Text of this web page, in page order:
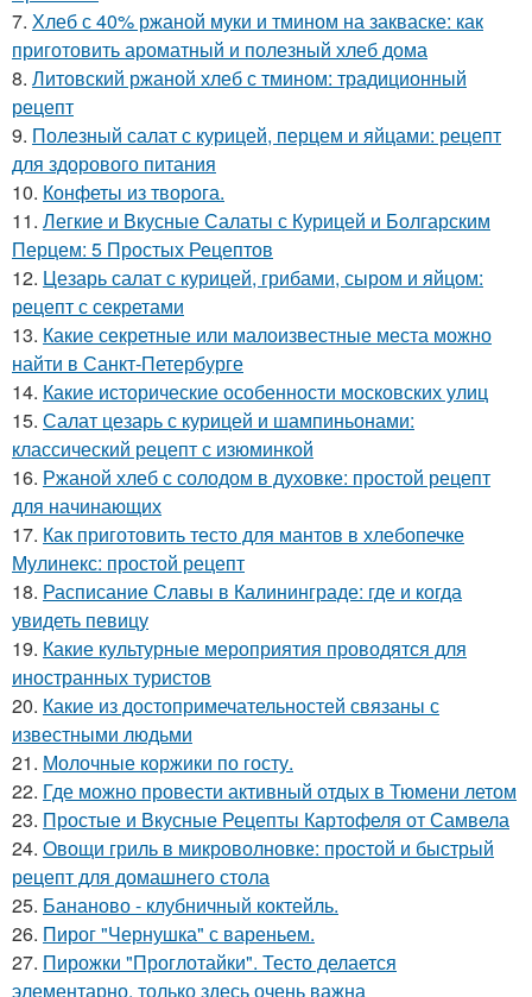
7. Хлеб с 40% ржаной муки и тмином на закваске: как
приготовить ароматный и полезный хлеб дома
8. Литовский ржаной хлеб с тмином: традиционный
рецепт
9. Полезный салат с курицей, перцем и яйцами: рецепт
для здорового питания
10. Конфеты из творога.
11. Легкие и Вкусные Салаты с Курицей и Болгарским
Перцем: 5 Простых Рецептов
12. Цезарь салат с курицей, грибами, сыром и яйцом:
рецепт с секретами
13. Какие секретные или малоизвестные места можно
найти в Санкт-Петербурге
14. Какие исторические особенности московских улиц
15. Салат цезарь с курицей и шампиньонами:
классический рецепт с изюминкой
16. Ржаной хлеб с солодом в духовке: простой рецепт
для начинающих
17. Как приготовить тесто для мантов в хлебопечке
Мулинекс: простой рецепт
18. Расписание Славы в Калининграде: где и когда
увидеть певицу
19. Какие культурные мероприятия проводятся для
иностранных туристов
20. Какие из достопримечательностей связаны с
известными людьми
21. Молочные коржики по госту.
22. Где можно провести активный отдых в Тюмени летом
23. Простые и Вкусные Рецепты Картофеля от Самвела
24. Овощи гриль в микроволновке: простой и быстрый
рецепт для домашнего стола
25. Бананово - клубничный коктейль.
26. Пирог "Чернушка" с вареньем.
27. Пирожки "Проглотайки". Тесто делается
элементарно, только здесь очень важна